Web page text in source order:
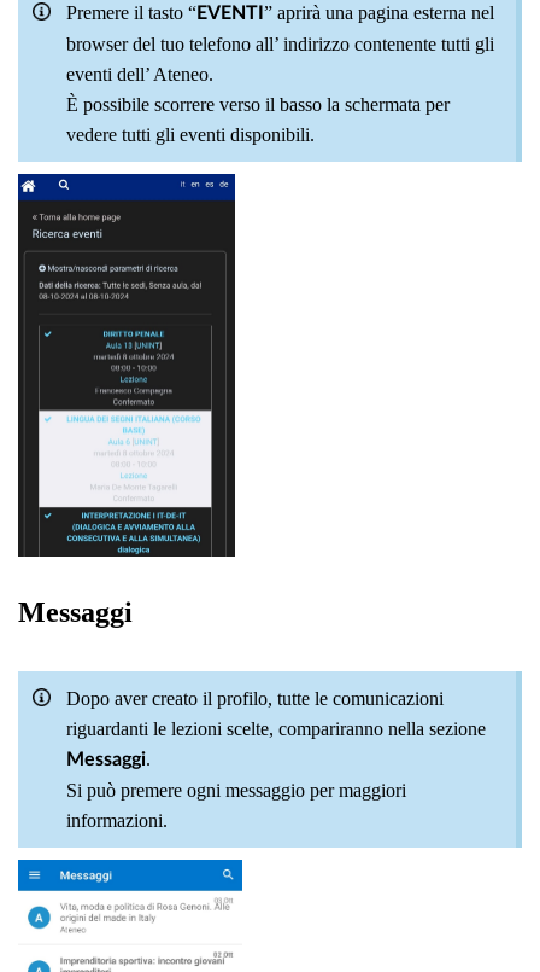
Premere il tasto “EVENTI ” aprirà una pagina esterna nel
browser del tuo telefono all’ indirizzo contenente tutti gli
eventi dell’ Ateneo.
È possibile scorrere verso il basso la schermata per
vedere tutti gli eventi disponibili.
Messaggi
Dopo aver creato il profilo, tutte le comunicazioni
riguardanti le lezioni scelte, compariranno nella sezione
Messaggi.
Si può premere ogni messaggio per maggiori
informazioni.